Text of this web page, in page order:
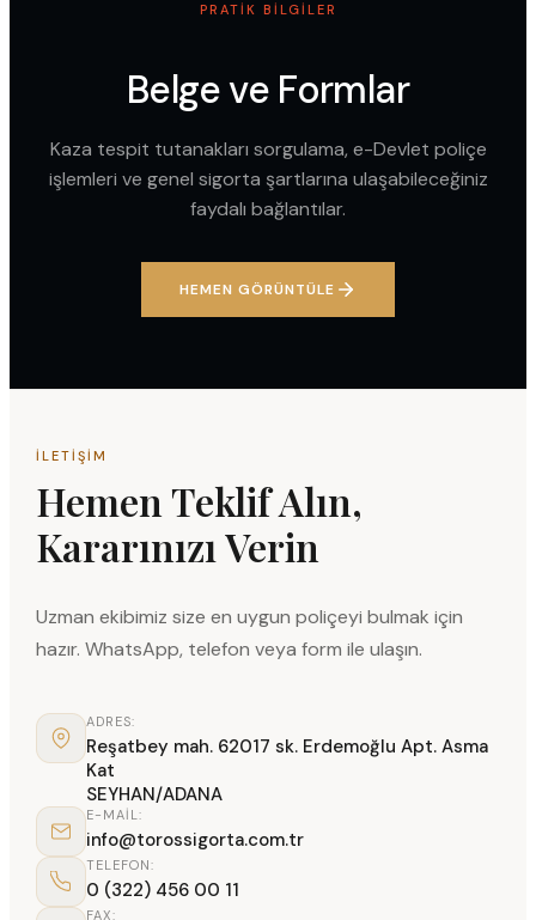
PRATIK BILGILER
Belge ve Formlar
Kaza tespit tutanakları sorgulama, e-Devlet poliçe
işlemleri ve genel sigorta şartlarına ulaşabileceğiniz
faydalı bağlantılar.
HEMEN GÖRÜNTÜLE
İLETIŞIM
Hemen Teklif Alın,
Kararınızı Verin
Uzman ekibimiz size en uygun poliçeyi bulmak için
hazır. WhatsApp, telefon veya form ile ulaşın.
ADRES:
Reşatbey mah. 62017 sk. Erdemoğlu Apt. Asma
Kat
SEYHAN/ADANA
E-MAIL:
info@torossigorta.com.tr
TELEFON:
0 (322) 456 00 11
FAX: